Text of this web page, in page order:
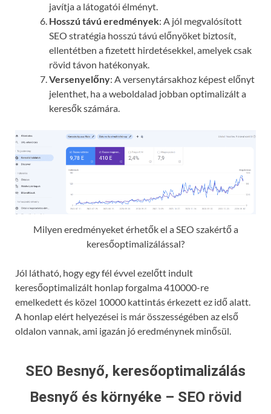
javítja a látogatói élményt.
Hosszú távú eredmények: A jól megvalósított
SEO stratégia hosszú távú előnyöket biztosít,
ellentétben a fizetett hirdetésekkel, amelyek csak
rövid távon hatékonyak.
Versenyelőny: A versenytársakhoz képest előnyt
jelenthet, ha a weboldalad jobban optimalizált a
keresők számára.
Milyen eredményeket érhetők el a SEO szakértő a
keresőoptimalizálással?
Jól látható, hogy egy fél évvel ezelőtt indult
keresőoptimalizált honlap forgalma 410000-re
emelkedett és közel 10000 kattintás érkezett ez idő alatt.
A honlap elért helyezései is már összességében az első
oldalon vannak, ami igazán jó eredménynek minősül.
SEO Besnyő, keresőoptimalizálás
Besnyő és környéke – SEO rövid